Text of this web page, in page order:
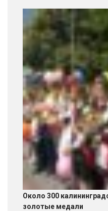
Около 300
золотые медали